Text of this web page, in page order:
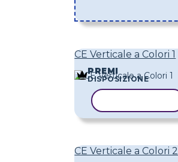
CE Verticale a Colori 1
PREMI
DISPOSIZIONE
CE Verticale a Colori 2